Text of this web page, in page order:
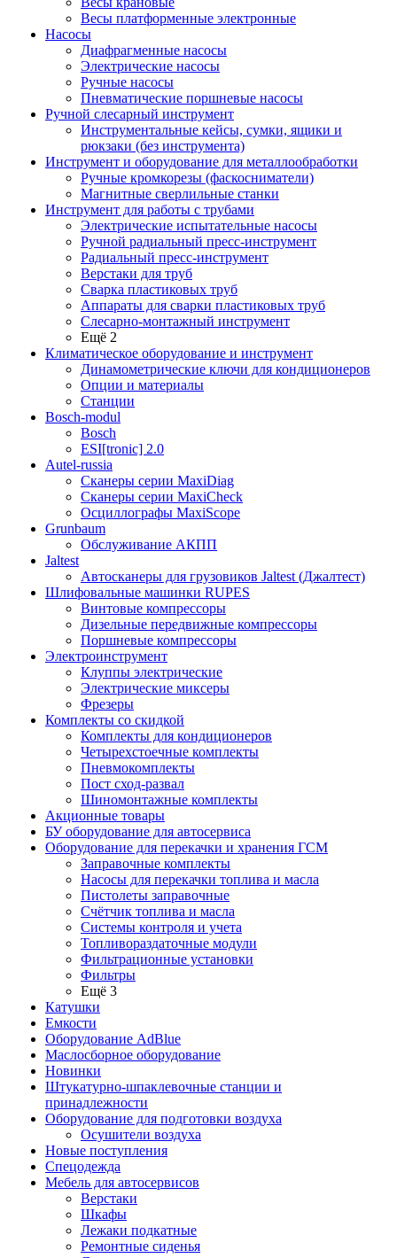
Весы платформенные электронные
Насосы
Диафрагменные насосы
Электрические насосы
Ручные насосы
Пневматические поршневые насосы
Ручной слесарный инструмент
Инструментальные кейсы, сумки, ящики и
рюкзаки (без инструмента)
Инструмент и оборудование для металлообработки
Ручные кромкорезы (фаскосниматели)
Магнитные сверлильные станки
Инструмент для работы с трубами
Электрические испытательные насосы
Ручной радиальный пресс-инструмент
Радиальный пресс-инструмент
Верстаки для труб
Сварка пластиковых труб
Аппараты для сварки пластиковых труб
Слесарно-монтажный инструмент
Ещё 2
Климатическое оборудование и инструмент
Динамометрические ключи для кондиционеров
Опции и материалы
Станции
Bosch-modul
Bosch
ESI[tronic] 2.0
Autel-russia
Сканеры серии MaxiDiag
Сканеры серии MaxiCheck
Осциллографы MaxiScope
Grunbaum
Обслуживание АКПП
Jaltest
Автосканеры для грузовиков Jaltest (Джалтест)
Шлифовальные машинки RUPES
Винтовые компрессоры
Дизельные передвижные компрессоры
Поршневые компрессоры
Электроинструмент
Клуппы электрические
Электрические миксеры
Фрезеры
Комплекты со скидкой
Комплекты для кондиционеров
Четырехстоечные комплекты
Пневмокомплекты
Пост сход-развал
Шиномонтажные комплекты
Акционные товары
БУ оборудование для автосервиса
Оборудование для перекачки и хранения ГСМ
Заправочные комплекты
Насосы для перекачки топлива и масла
Пистолеты заправочные
Счётчик топлива и масла
Системы контроля и учета
Топливораздаточные модули
Фильтрационные установки
Фильтры
Ещё 3
Катушки
Емкости
Оборудование AdBlue
Маслосборное оборудование
Новинки
Штукатурно-шпаклевочные станции и
принадлежности
Оборудование для подготовки воздуха
Осушители воздуха
Новые поступления
Спецодежда
Мебель для автосервисов
Верстаки
Шкафы
Лежаки подкатные
Ремонтные сиденья